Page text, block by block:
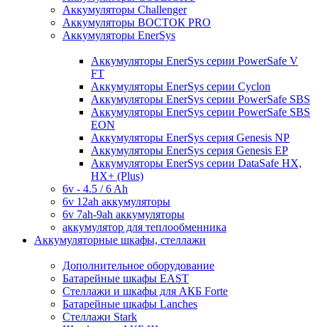
Аккумуляторы Challenger
Аккумуляторы ВОСТОК PRO
Аккумуляторы EnerSys
Аккумуляторы EnerSys серии PowerSafe V
FT
Аккумуляторы EnerSys серии Cyclon
Аккумуляторы EnerSys серии PowerSafe SBS
Аккумуляторы EnerSys серии PowerSafe SBS
EON
Аккумуляторы EnerSys серия Genesis NP
Аккумуляторы EnerSys серия Genesis EP
Аккумуляторы EnerSys серии DataSafe HX,
HX+ (Plus)
6v - 4.5 / 6 Ah
6v 12ah аккумуляторы
6v 7ah-9ah аккумуляторы
аккумулятор для теплообменника
Аккумуляторные шкафы, стеллажи
Дополнительное оборудование
Батарейные шкафы EAST
Стеллажи и шкафы для АКБ Forte
Батарейные шкафы Lanches
Стеллажи Stark